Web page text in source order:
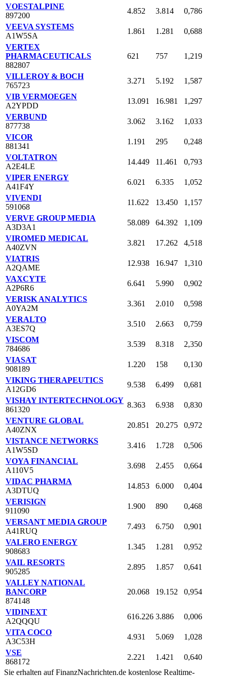
VOESTALPINE
897200
4.852 3.814
0,786
VEEVA SYSTEMS
A1W5SA
1.861 1.281
0,688
VERTEX
PHARMACEUTICALS
882807
621 757 1,219
VILLEROY & BOCH
765723
3.271 5.192
1,587
VIB VERMOEGEN
A2YPDD
13.091 16.981
1,297
VERBUND
877738
3.062 3.162
1,033
VICOR
881341
1.191 295
0,248
VOLTATRON
A2E4LE
14.449 11.461
0,793
VIPER ENERGY
A41F4Y
6.021 6.335
1,052
VIVENDI
591068
11.622 13.450
1,157
VERVE GROUP MEDIA
A3D3A1
58.089 64.392
1,109
VIROMED MEDICAL
A40ZVN
3.821 17.262
4,518
VIATRIS
A2QAME
12.938 16.947
1,310
VAXCYTE
A2P6R6
6.641 5.990
0,902
VERISK ANALYTICS
A0YA2M
3.361 2.010
0,598
VERALTO
A3ES7Q
3.510 2.663
0,759
VISCOM
784686
3.539 8.318
2,350
VIASAT
908189
1.220 158
0,130
VIKING THERAPEUTICS
A12GD6
9.538 6.499
0,681
VISHAY INTERTECHNOLOGY
861320
8.363 6.938
0,830
VENTURE GLOBAL
A40ZNX
20.851 20.275
0,972
VISTANCE NETWORKS
A1W5SD
3.416 1.728
0,506
VOYA FINANCIAL
A110V5
3.698 2.455
0,664
VIDAC PHARMA
A3DTUQ
14.853 6.000
0,404
VERISIGN
911090
1.900 890
0,468
VERSANT MEDIA GROUP
A41RUQ
7.493 6.750
0,901
VALERO ENERGY
908683
1.345 1.281
0,952
VAIL RESORTS
905285
2.895 1.857
0,641
VALLEY NATIONAL
BANCORP
874148
20.068 19.152 0,954
VIDINEXT
A2QQQU
616.226 3.886
0,006
VITA COCO
A3C53H
4.931 5.069
1,028
VSE
868172
2.221 1.421
0,640
Sie erhalten auf FinanzNachrichten.de kostenlose Realtime-